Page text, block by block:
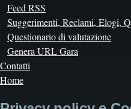
Feed RSS
Suggerimenti, Reclami, Elogi,
Questionario di valutazione
Genera URL Gara
Contatti
Home